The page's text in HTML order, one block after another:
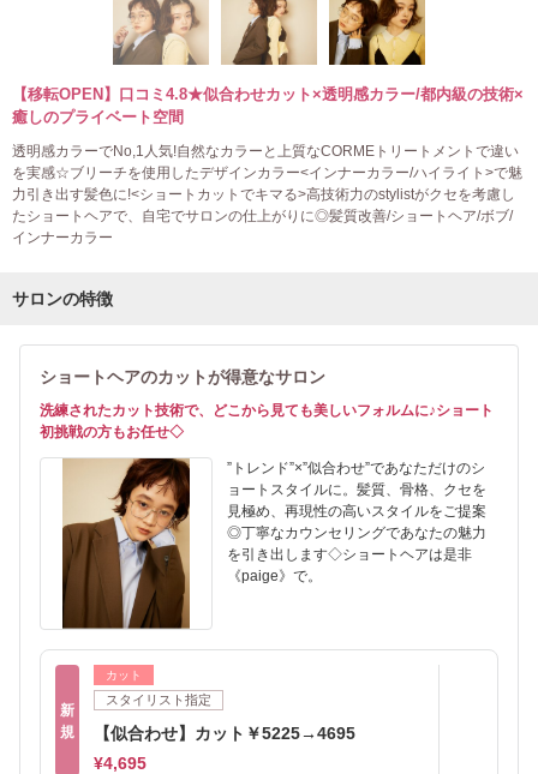
【移転OPEN】口コミ4.8★似合わせカット×透明感カラー/都内級の技術×
癒しのプライベート空間
透明感カラーでNo,1人気!自然なカラーと上質なCORMEトリートメントで違い
を実感☆ブリーチを使用したデザインカラー<インナーカラー/ハイライト>で魅
力引き出す髪色に!<ショートカットでキマる>高技術力のstylistがクセを考慮し
たショートヘアで、自宅でサロンの仕上がりに◎髪質改善/ショートヘア/ボブ/
インナーカラー
サロンの特徴
ショートヘアのカットが得意なサロン
洗練されたカット技術で、どこから見ても美しいフォルムに♪ショート
初挑戦の方もお任せ◇
”トレンド”×”似合わせ”であなただけのシ
ョートスタイルに。髪質、骨格、クセを
見極め、再現性の高いスタイルをご提案
◎丁寧なカウンセリングであなたの魅力
を引き出します◇ショートヘアは是非
《paige》で。
新
規
カット
スタイリスト指定
【似合わせ】カット￥5225→4695
¥4,695